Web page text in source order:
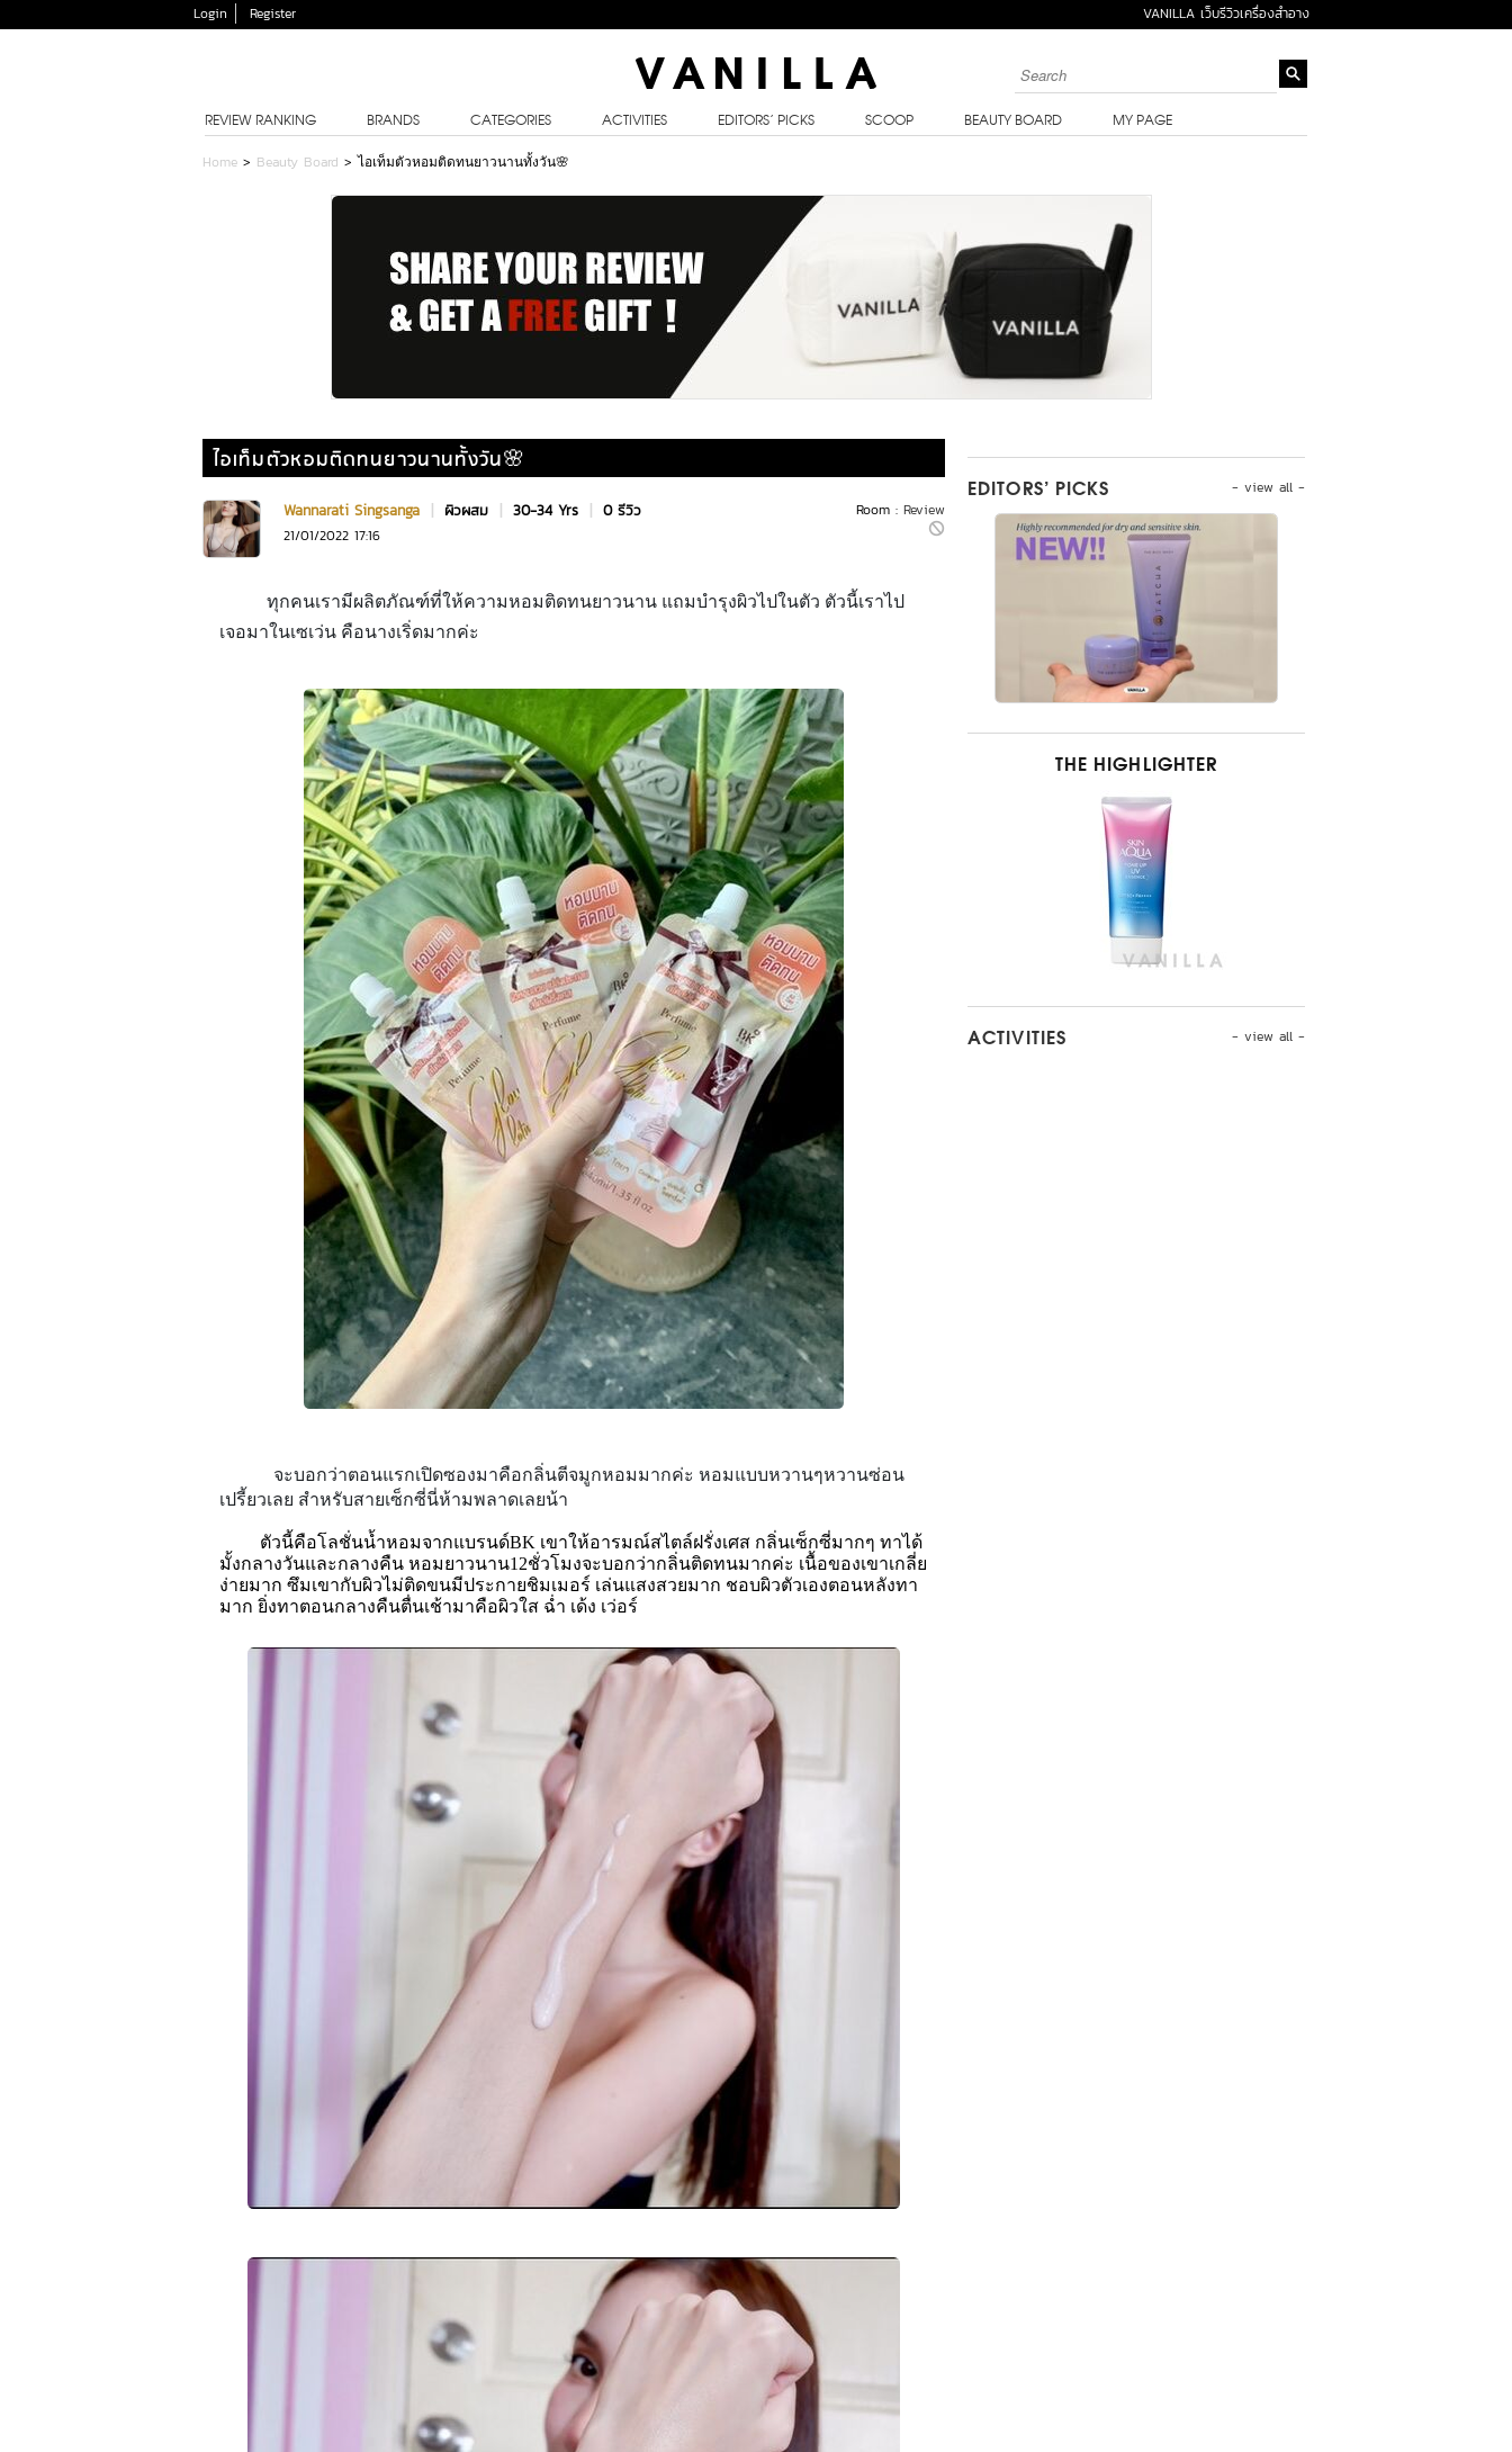
Login Register VANILLA เว็บรีวิวเครื่องสำอาง
REVIEW RANKING BRANDS CATEGORIES ACTIVITIES EDITORS’ PICKS SCOOP BEAUTY BOARD MY PAGE
Home > Beauty Board >ไอเท็มตัวหอมติดทนยาวนานทั้งวัน🌸
ไอเท็มตัวหอมติดทนยาวนานทั้งวัน🌸
Room : Review
Wannarati Singsanga | ผิวผสม | 30-34 Yrs | 0 รีวิว
21/01/2022 17:16
ทุกคนเรามีผลิตภัณฑ์ที่ให้ความหอมติดทนยาวนาน แถมบำรุงผิวไปในตัว ตัวนี้เราไป
เจอมาในเซเว่น คือนางเริ่ดมากค่ะ
จะบอกว่าตอนแรกเปิดซองมาคือกลิ่นตีจมูกหอมมากค่ะ หอมแบบหวานๆหวานซ่อน
เปรี้ยวเลย สำหรับสายเซ็กซี่นี่ห้ามพลาดเลยน้า
ตัวนี้คือโลชั่นน้ำหอมจากแบรนด์BK เขาให้อารมณ์สไตล์ฝรั่งเศส กลิ่นเซ็กซี่มากๆ ทาได้
มั้งกลางวันและกลางคืน หอมยาวนาน12ชั่วโมงจะบอกว่ากลิ่นติดทนมากค่ะ เนื้อของเขาเกลี่ย
ง่ายมาก ซึมเขากับผิวไม่ติดขนมีประกายชิมเมอร์ เล่นแสงสวยมาก ชอบผิวตัวเองตอนหลังทา
มาก ยิ่งทาตอนกลางคืนตื่นเช้ามาคือผิวใส ฉ่ำ เด้ง เว่อร์
- view all -
EDITORS’ PICKS
THE HIGHLIGHTER
- view all -
ACTIVITIES